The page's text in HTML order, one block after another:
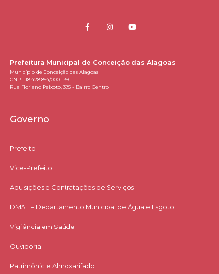
Prefeitura Municipal de Conceição das Alagoas
Município de Conceição das Alagoas
CNPJ: 18.428.854/0001-39
Rua Floriano Peixoto, 395 - Bairro Centro
Governo
Prefeito
Vice-Prefeito
Aquisições e Contratações de Serviços​
DMAE – Departamento Municipal de Água e Esgoto
Vigilância em Saúde
Ouvidoria
Patrimônio e Almoxarifado